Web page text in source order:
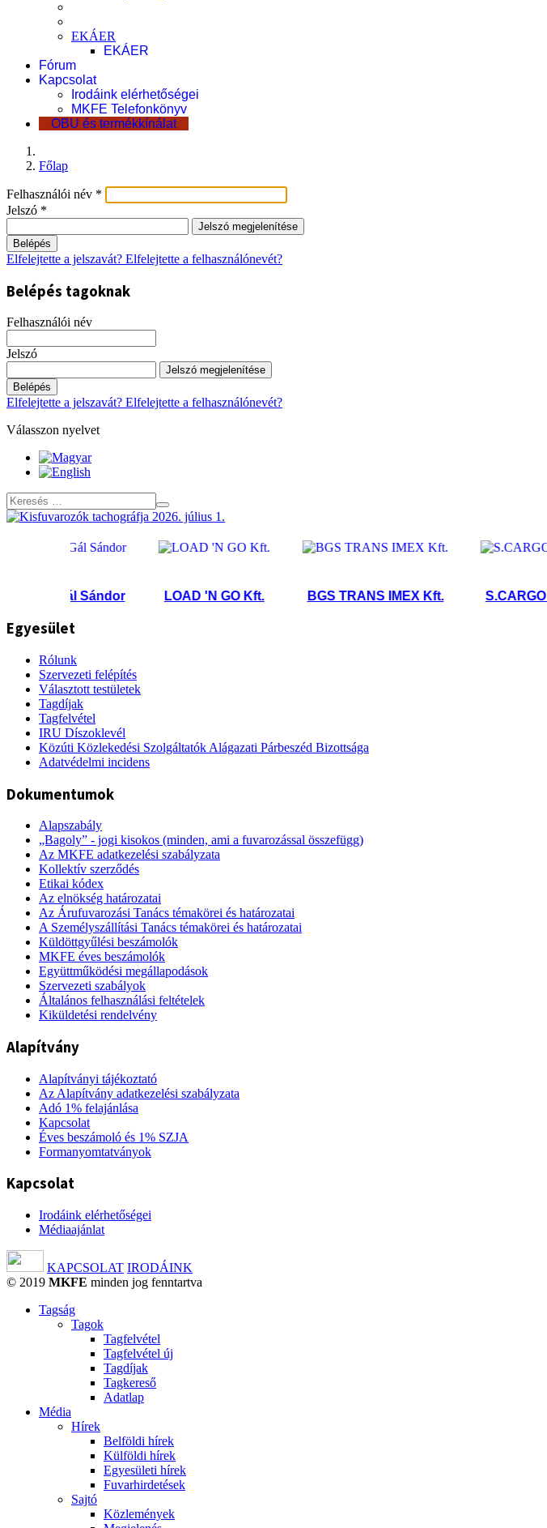
EKÁER
EKÁER
Fórum
Kapcsolat
Irodáink elérhetőségei
MKFE Telefonkönyv
OBU és termékkínálat
Főlap
Felhasználói név *
Jelszó *
Jelszó megjelenítése
Belépés
Elfelejtette a jelszavát? Elfelejtette a felhasználónevét?
Belépés tagoknak
Felhasználói név
Jelszó
Jelszó megjelenítése
Belépés
Elfelejtette a jelszavát? Elfelejtette a felhasználónevét?
Válasszon nyelvet
Gál Sándor LOAD 'N GO Kft. BGS TRANS IMEX Kft. S.CARGO KFT.
Egyesület
Rólunk
Szervezeti felépítés
Választott testületek
Tagdíjak
Tagfelvétel
IRU Díszoklevél
Közúti Közlekedési Szolgáltatók Alágazati Párbeszéd Bizottsága
Adatvédelmi incidens
Dokumentumok
Alapszabály
„Bagoly” - jogi kisokos (minden, ami a fuvarozással összefügg)
Az MKFE adatkezelési szabályzata
Kollektív szerződés
Etikai kódex
Az elnökség határozatai
Az Árufuvarozási Tanács témakörei és határozatai
A Személyszállítási Tanács témakörei és határozatai
Küldöttgyűlési beszámolók
MKFE éves beszámolók
Együttműködési megállapodások
Szervezeti szabályok
Általános felhasználási feltételek
Kiküldetési rendelvény
Alapítvány
Alapítványi tájékoztató
Az Alapítvány adatkezelési szabályzata
Adó 1% felajánlása
Kapcsolat
Éves beszámoló és 1% SZJA
Formanyomtatványok
Kapcsolat
Irodáink elérhetőségei
Médiaajánlat
KAPCSOLAT IRODÁINK
© 2019 MKFE minden jog fenntartva
Tagság
Tagok
Tagfelvétel
Tagfelvétel új
Tagdíjak
Tagkereső
Adatlap
Média
Hírek
Belföldi hírek
Külföldi hírek
Egyesületi hírek
Fuvarhirdetések
Sajtó
Közlemények